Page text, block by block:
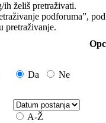
ih želiš pretraživati.
podforuma”,
pretraživanje.
Da Ne
A-Ž